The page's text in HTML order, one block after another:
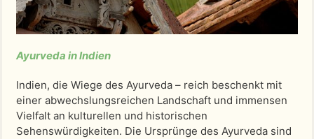
Ayurveda in Indien
Indien, die Wiege des Ayurveda – reich beschenkt mit
einer abwechslungsreichen Landschaft und immensen
Vielfalt an kulturellen und historischen
Sehenswürdigkeiten. Die Ursprünge des Ayurveda sind